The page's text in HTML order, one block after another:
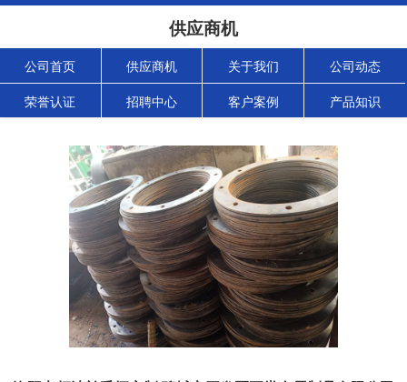
供应商机
公司首页 供应商机 关于我们 公司动态
荣誉认证 招聘中心 客户案例 产品知识